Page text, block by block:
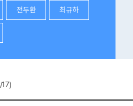
전두환 최규하
/17)